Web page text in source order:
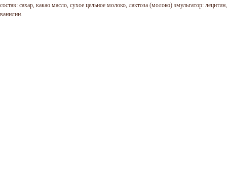
состав: сахар, какао масло, сухое цельное молоко, лактоза (молоко) эмульгатор: лецитин,
ванилин.